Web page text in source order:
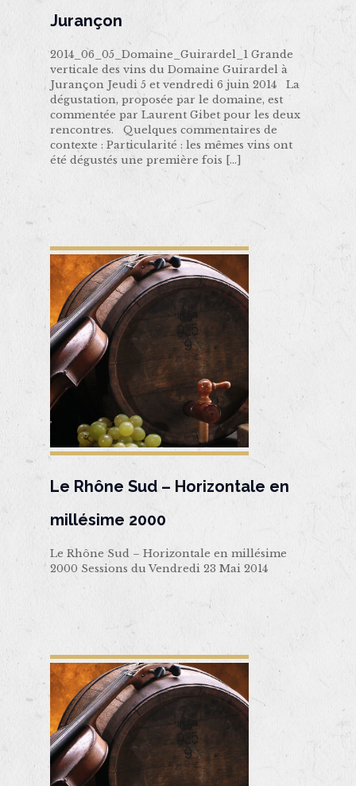
Jurançon
2014_06_05_Domaine_Guirardel_1 Grande
verticale des vins du Domaine Guirardel à
Jurançon Jeudi 5 et vendredi 6 juin 2014 La
dégustation, proposée par le domaine, est
commentée par Laurent Gibet pour les deux
rencontres. Quelques commentaires de
contexte : Particularité : les mêmes vins ont
été dégustés une première fois […]
Le Rhône Sud – Horizontale en
millésime 2000
Le Rhône Sud – Horizontale en millésime
2000 Sessions du Vendredi 23 Mai 2014